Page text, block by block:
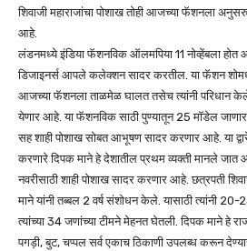
शिवाजी महाराजांचा पोशाख तोही आजच्या फॅशनला
आहे.
लंडनमध्ये इंडिया फॅशनविक ऑलमपिया 11 नोव्हेंबला
डिजाइनर्स आपले कलेक्शन सादर करतील. या फॅशन शोमध्ये
आजच्या फॅशनला ताळमेळ घालत तसेच त्यांनी परिधान
येणार आहे. या फॅशनविक साठी पुण्यातून 25 मॉडेल
सह शाही पोशाख सोबत आभूषण सादर करणार आहे. या
करणारे दिपक माने हे देशातील प्रथम व्यक्ती मानले जात
नवरीसाठी शाही पोशाख सादर करणार आहे. छत्रपती
माने यांनी तब्बल 2 वर्ष संशोधन केले. यासाठी त्यांनी
त्यांच्या 34 जणांच्या टीमने मेहनत घेतली. दिपक माने हे
पगड़ी, बुट, चप्पल सर्व एकाच ठिकाणी उपलब्ध करून